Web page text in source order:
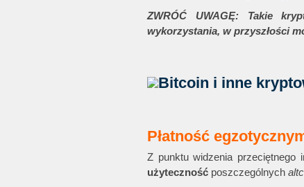
ZWRÓĆ UWAGĘ: Takie
wykorzystania, w przyszłości
Płatność
Z punktu widzenia przeciętnego
użyteczność poszczególnych